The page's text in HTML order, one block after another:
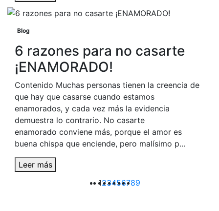
Blog
6 razones para no casarte
¡ENAMORADO!
Contenido Muchas personas tienen la creencia de
que hay que casarse cuando estamos
enamorados, y cada vez más la evidencia
demuestra lo contrario. No casarte
enamorado conviene más, porque el amor es
buena chispa que enciende, pero malísimo p...
Leer más
123456789